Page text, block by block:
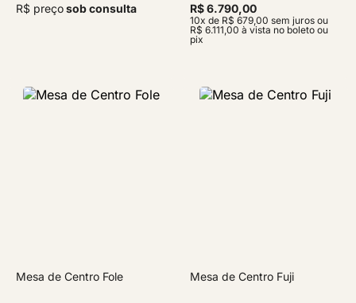
R$ preçosob consulta R$ 6.790,00
10x de R$ 679,00 sem juros ou
R$ 6.111,00 à vista no boleto ou
pix
Mesa de Centro Fole Mesa de Centro Fuji